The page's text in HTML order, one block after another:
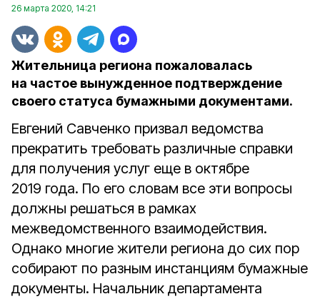
26 марта 2020, 14:21
Жительница региона пожаловалась
на частое вынужденное подтверждение
своего статуса бумажными документами.
Евгений Савченко призвал ведомства
прекратить требовать различные справки
для получения услуг еще в октябре
2019 года. По его словам все эти вопросы
должны решаться в рамках
межведомственного взаимодействия.
Однако многие жители региона до сих пор
собирают по разным инстанциям бумажные
документы. Начальник департамента